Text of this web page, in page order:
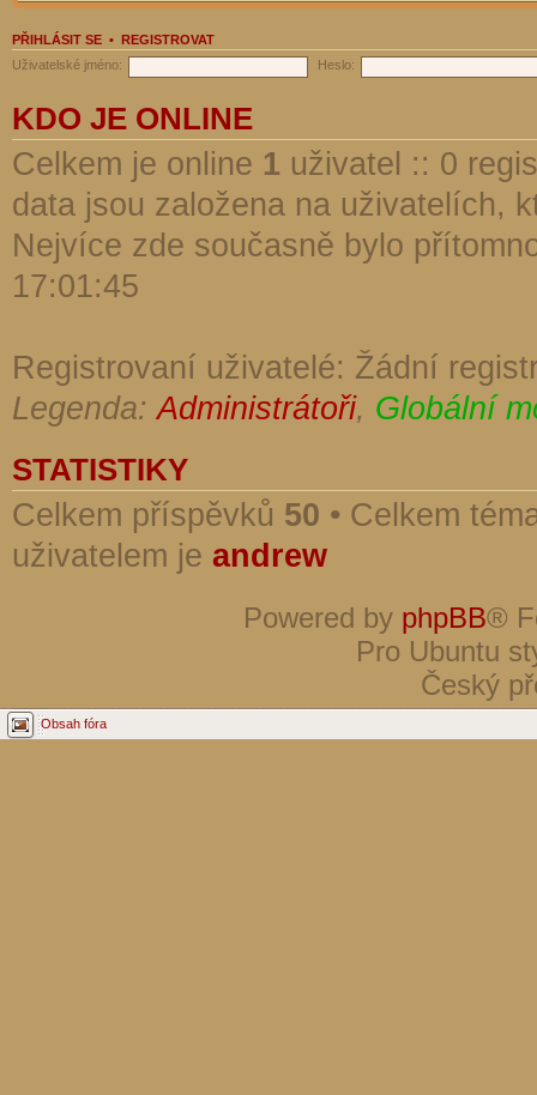
PŘIHLÁSIT SE • REGISTROVAT
Uživatelské jméno:
Heslo:
KDO JE ONLINE
Celkem je online 1 uživatel :: 0
data jsou založena na uživatelích,
Nejvíce zde současně bylo
17:01:45
Registrovaní uživatelé: Žádní
Legenda:Administrátoři, Globální
STATISTIKY
Celkem příspěvků 50 • Celkem
uživatelem je andrew
Powered by phpBB®
Pro Ubuntu
Český
Obsah fóra